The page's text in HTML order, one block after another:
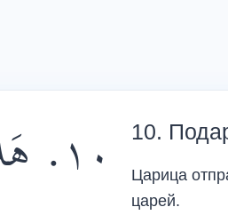
١٠. هَدِيَّةُ مُسَاوَمَةٍ 10.
Царица
царей.